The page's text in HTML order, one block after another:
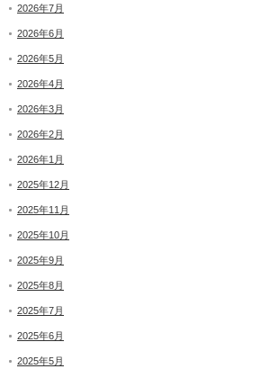
2026年7月
2026年6月
2026年5月
2026年4月
2026年3月
2026年2月
2026年1月
2025年12月
2025年11月
2025年10月
2025年9月
2025年8月
2025年7月
2025年6月
2025年5月